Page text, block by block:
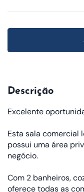
Descrição
Excelente
Esta sala comercial
possui uma área
negócio.
Com 2 banheiros,
oferece todas as